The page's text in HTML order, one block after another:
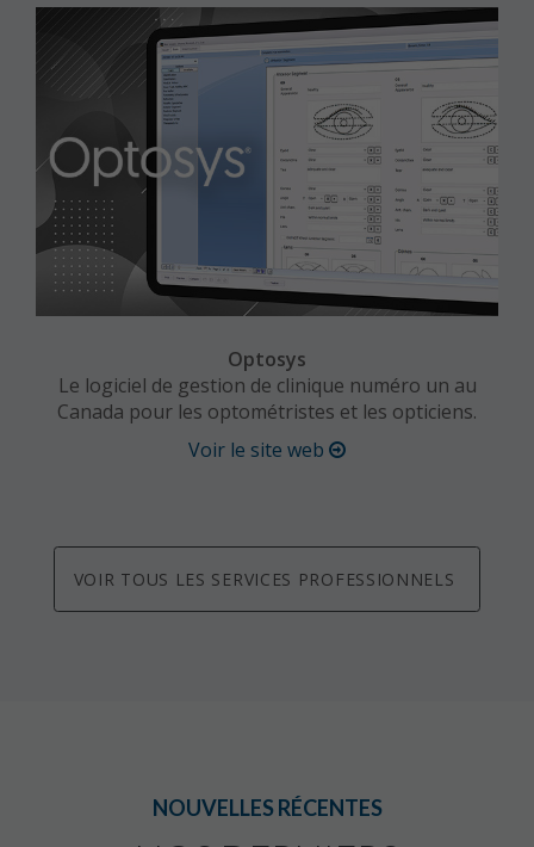
Optosys
Le logiciel de gestion de clinique numéro un au
Canada pour les optométristes et les opticiens.
Voir le site web
VOIR TOUS LES SERVICES PROFESSIONNELS
NOUVELLES RÉCENTES